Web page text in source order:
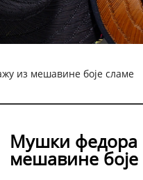
из мешавине боје сламе
Мушки федора
мешавине боје